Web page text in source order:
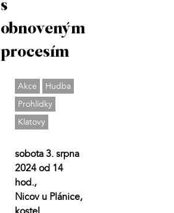
s
obnoveným
procesím
Akce
Hudba
Prohlídky
Klatovy
sobota 3. srpna
2024 od 14
hod.,
Nicov u Plánice,